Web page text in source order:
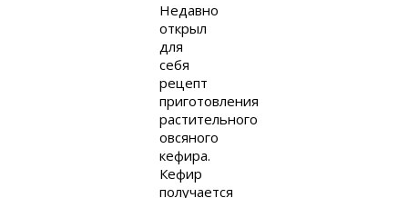
Недавно
открыл
для
себя
рецепт
приготовления
растительного
овсяного
кефира.
Кефир
получается